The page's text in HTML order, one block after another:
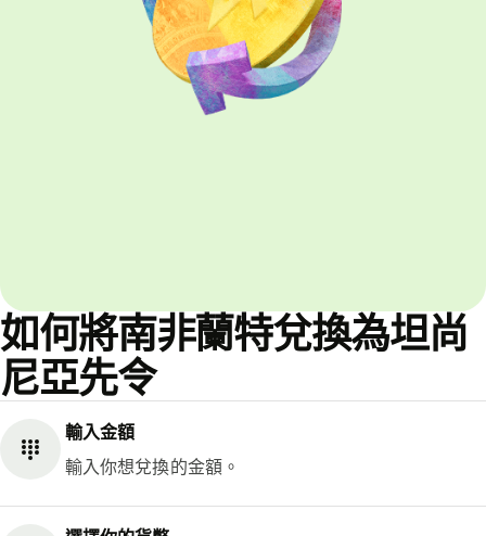
如何將南非蘭特兌換為坦尚
尼亞先令
輸入金額
輸入你想兌換的金額。